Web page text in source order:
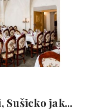
Sušicko jak...